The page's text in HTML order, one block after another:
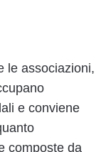
le associazioni,
e conviene
composte da